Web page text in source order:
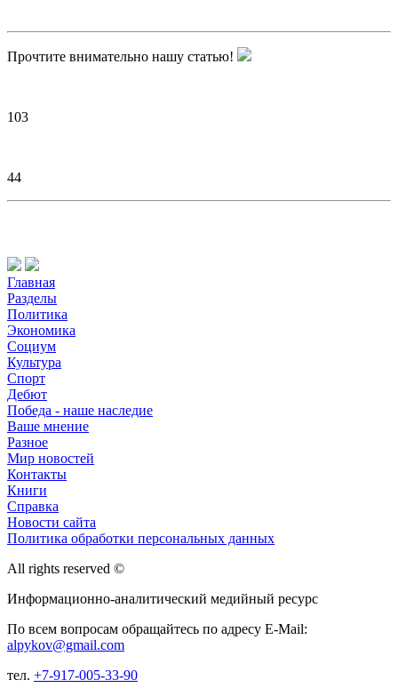
Прочтите внимательно нашу статью!
103
44
Главная
Разделы
Политика
Экономика
Социум
Культура
Спорт
Дебют
Победа - наше наследие
Ваше мнение
Разное
Мир новостей
Контакты
Книги
Справка
Новости сайта
Политика обработки персональных данных
All rights reserved ©
Информационно-аналитический медийный ресурс
По всем вопросам обращайтесь по адресу E-Mail:
alpykov@gmail.com
тел. +7-917-005-33-90